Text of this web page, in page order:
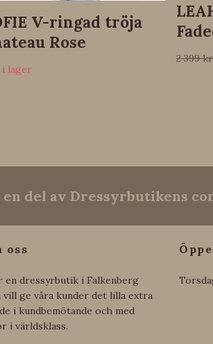
V-ringad tröja
Rose
i lager
2 399 kr
en del av Dressyrbutikens
oss
en dressyrbutik i Falkenberg
vill ge våra kunder det lilla extra
i kundbemötande och med
i världsklass.